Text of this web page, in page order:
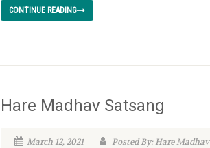
CONTINUE READING
Hare Madhav Satsang
March 12, 2021 Posted By: Hare Madhav